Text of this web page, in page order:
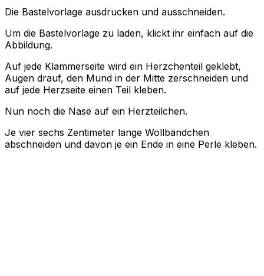
Die Bastelvorlage ausdrucken und ausschneiden.
Um die Bastelvorlage zu laden, klickt ihr einfach auf die
Abbildung.
Auf jede Klammerseite wird ein Herzchenteil geklebt,
Augen drauf, den Mund in der Mitte zerschneiden und
auf jede Herzseite einen Teil kleben.
Nun noch die Nase auf ein Herzteilchen.
Je vier sechs Zentimeter lange Wollbändchen
abschneiden und davon je ein Ende in eine Perle kleben.